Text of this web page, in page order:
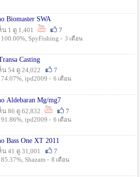
Biomaster SWA
1 ดู 1,401
7
SpyFishing - 3 เดือน
Casting
54 ดู 24,022
7
ipd2009 - 6 เดือน
Aldebaran Mg/mg7
86 ดู 62,832
7
ipd2009 - 6 เดือน
Bass One XT 2011
41 ดู 31,001
7
Shazam - 8 เดือน